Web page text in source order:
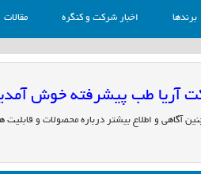
برندها اخبار شرکت و کنگره مقالات
آریا طب پیشرفته خوش
آگاهی و اطلاع بیشتر درباره محصولات و